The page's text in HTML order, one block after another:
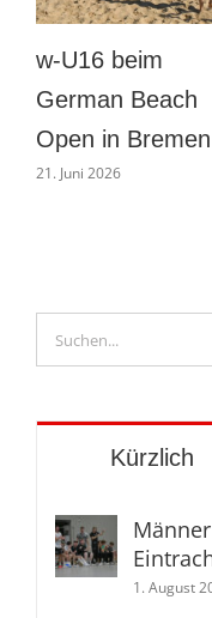
wD beim GSV-
Baunatal VW-Cup
2026
16. Juni 2026
Suche
nach:
Kürzlich
1. August